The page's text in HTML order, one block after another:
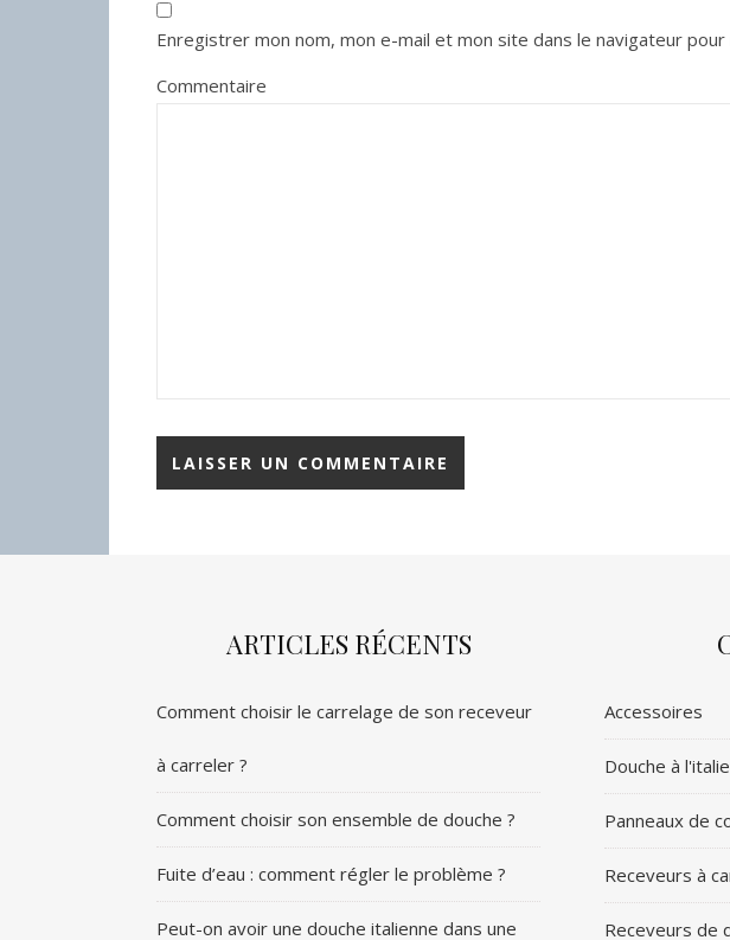
Enregistrer mon nom, mon e-mail et mon site dans le navigateur
Commentaire
ARTICLES RÉCENTS
Comment choisir le carrelage de son receveur
à carreler ?
Comment choisir son ensemble de douche ?
Fuite d’eau : comment régler le problème ?
Peut-on avoir une douche italienne dans une
Accessoires
Douche à
Panneaux de
Receveurs à
Receveurs de